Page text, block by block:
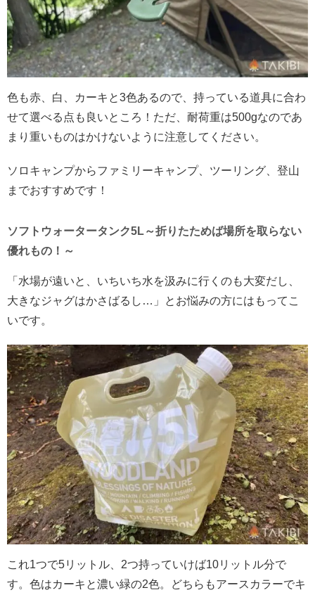
色も赤、白、カーキと3色あるので、持っている道具に合わ
せて選べる点も良いところ！ただ、耐荷重は500gなのであ
まり重いものはかけないように注意してください。
ソロキャンプからファミリーキャンプ、ツーリング、登山
までおすすめです！
ソフトウォータータンク5L～折りたためば場所を取らない
優れもの！～
「水場が遠いと、いちいち水を汲みに行くのも大変だし、
大きなジャグはかさばるし…」とお悩みの方にはもってこ
いです。
これ1つで5リットル、2つ持っていけば10リットル分で
す。色はカーキと濃い緑の2色。どちらもアースカラーでキ